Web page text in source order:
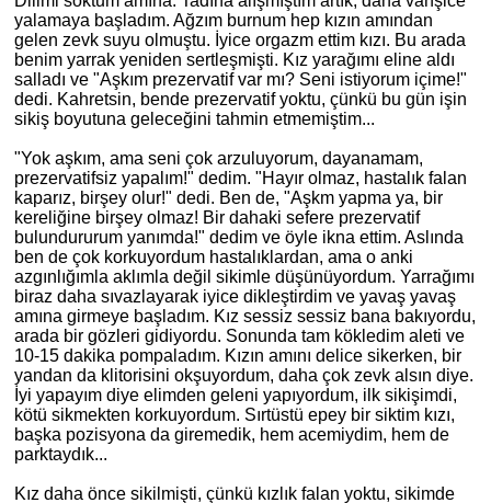
yalamaya başladım. Ağzım burnum hep kızın amından
gelen zevk suyu olmuştu. İyice orgazm ettim kızı. Bu arada
benim yarrak yeniden sertleşmişti. Kız yarağımı eline aldı
salladı ve "Aşkım prezervatif var mı? Seni istiyorum içime!"
dedi. Kahretsin, bende prezervatif yoktu, çünkü bu gün işin
sikiş boyutuna geleceğini tahmin etmemiştim...
"Yok aşkım, ama seni çok arzuluyorum, dayanamam,
prezervatifsiz yapalım!" dedim. "Hayır olmaz, hastalık falan
kaparız, birşey olur!" dedi. Ben de, "Aşkm yapma ya, bir
kereliğine birşey olmaz! Bir dahaki sefere prezervatif
bulundururum yanımda!" dedim ve öyle ikna ettim. Aslında
ben de çok korkuyordum hastalıklardan, ama o anki
azgınlığımla aklımla değil sikimle düşünüyordum. Yarrağımı
biraz daha sıvazlayarak iyice dikleştirdim ve yavaş yavaş
amına girmeye başladım. Kız sessiz sessiz bana bakıyordu,
arada bir gözleri gidiyordu. Sonunda tam kökledim aleti ve
10-15 dakika pompaladım. Kızın amını delice sikerken, bir
yandan da klitorisini okşuyordum, daha çok zevk alsın diye.
İyi yapayım diye elimden geleni yapıyordum, ilk sikişimdi,
kötü sikmekten korkuyordum. Sırtüstü epey bir siktim kızı,
başka pozisyona da giremedik, hem acemiydim, hem de
parktaydık...
Kız daha önce sikilmişti, çünkü kızlık falan yoktu, sikimde